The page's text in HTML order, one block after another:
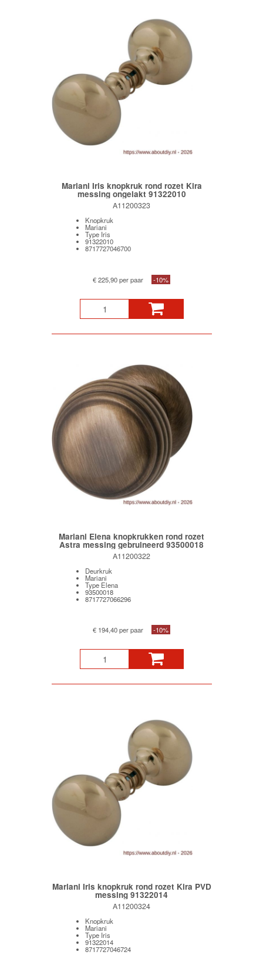
Mariani Iris knopkruk rond rozet Kira
messing ongelakt 91322010
A11200323
Knopkruk
Mariani
Type Iris
91322010
8717727046700
€ 225,90 per paar -10%
Mariani Elena knopkrukken rond rozet
Astra messing gebruineerd 93500018
A11200322
Deurkruk
Mariani
Type Elena
93500018
8717727066296
€ 194,40 per paar -10%
Mariani Iris knopkruk rond rozet Kira PVD
messing 91322014
A11200324
Knopkruk
Mariani
Type Iris
91322014
8717727046724